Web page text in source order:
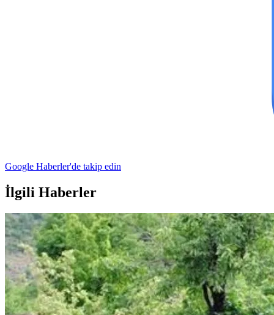
Google Haberler'de takip edin
İlgili Haberler